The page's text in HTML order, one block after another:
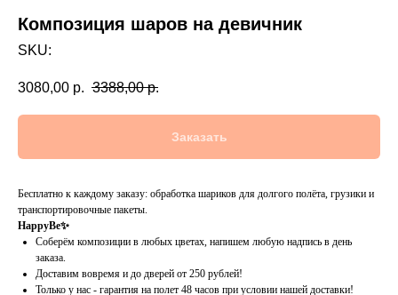
Композиция шаров на девичник
SKU:
3080,00 р. 3388,00 р.
Заказать
Бесплатно к каждому заказу: обработка шариков для долгого полёта, грузики и
транспортировочные пакеты.
HappyBe✨
Соберём композиции в любых цветах, напишем любую надпись в день
заказа.
Доставим вовремя и до дверей от 250 рублей!
Только у нас - гарантия на полет 48 часов при условии нашей доставки!